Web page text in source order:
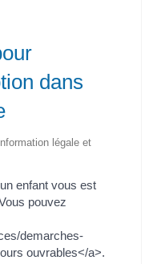
dans
légale et
enfant vous est
pouvez
demarches-
ouvrables</a>.